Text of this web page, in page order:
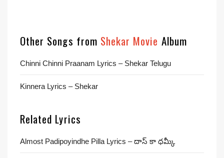
Other Songs from Shekar Movie Album
Chinni Chinni Praanam Lyrics – Shekar Telugu
Kinnera Lyrics – Shekar
Related Lyrics
Almost Padipoyindhe Pilla Lyrics – దాస్ కా ధమ్కీ